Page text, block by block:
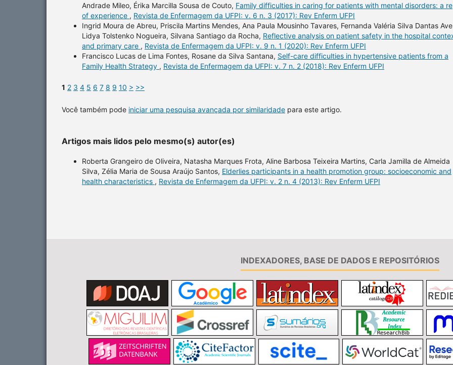
Andrade Mileo, Érika Marcilla Sousa de Couto, Family difficulties in caring for patients with mental disorders: a
of experience , Revista de Enfermagem da UFPI: v. 6 n. 3 (2017): Rev Enferm UFPI
Ingrid Moura de Abreu, Priscila Martins Mendes, Ana Paula Mousinho Tavares, Fernanda Valéria Silva Dantas
Lidya Tolstenko Nogueira, Silvana Santiago da Rocha, Reflective analysis on patient safety in the hospital
and primary care , Revista de Enfermagem da UFPI: v. 9 n. 1 (2020): Rev Enferm UFPI
Francisco Lucas de Lima Fontes, Rosane da Silva Santana, Self-care difficulties in hypertensive patients from a
Family Health Strategy , Revista de Enfermagem da UFPI: v. 7 n. 2 (2018): Rev Enferm UFPI
1 2 3 4 5 6 7 8 9 10 > >>
Você também pode iniciar uma pesquisa avançada por similaridade para este artigo.
Artigos mais lidos pelo mesmo(s) autor(es)
Roberta Grangeiro de Oliveira, Natasha Marques Frota, Aline Barbosa Teixeira Martins, Carla Jamilla de Almeida
Silva, Zélia Maria de Sousa Araújo Santos, Elderlies participants in a health promotion group: socioeconomic and
health characteristics , Revista de Enfermagem da UFPI: v. 2 n. 4 (2013): Rev Enferm UFPI
INDEXADORES, BASE DE DADOS E REPOSITÓRIOS